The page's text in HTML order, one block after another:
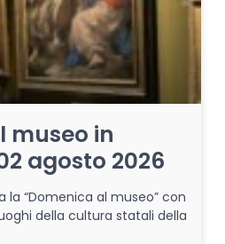
museo in
agosto 2026
la “Domenica al museo” con
della cultura statali della